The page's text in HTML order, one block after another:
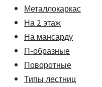
Металлокаркас
На 2 этаж
На мансарду
П-образные
Поворотные
Типы лестниц